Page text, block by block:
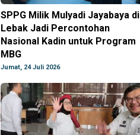
SPPG Milik Mulyadi Jayabaya di
Lebak Jadi Percontohan
Nasional Kadin untuk Program
MBG
Jumat, 24 Juli 2026